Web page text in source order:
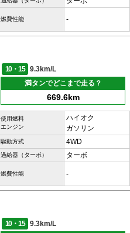
燃費性能 -
10・15
9.3km/L
満タンでどこまで走る？
669.6km
使用燃料
エンジン
ハイオク
ガソリン
駆動方式 4WD
過給器（ターボ） ターボ
燃費性能 -
10・15
9.3km/L